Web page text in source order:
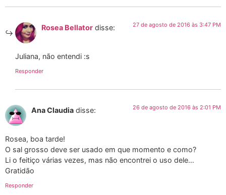
Rosea Bellator disse: 27 de agosto de 2016 às 3:47 PM
Juliana, não entendi :s
Responder
Ana Claudia disse: 26 de agosto de 2016 às 2:01 PM
Rosea, boa tarde!
O sal grosso deve ser usado em que momento e como?
Li o feitiço várias vezes, mas não encontrei o uso dele…
Gratidão
Responder